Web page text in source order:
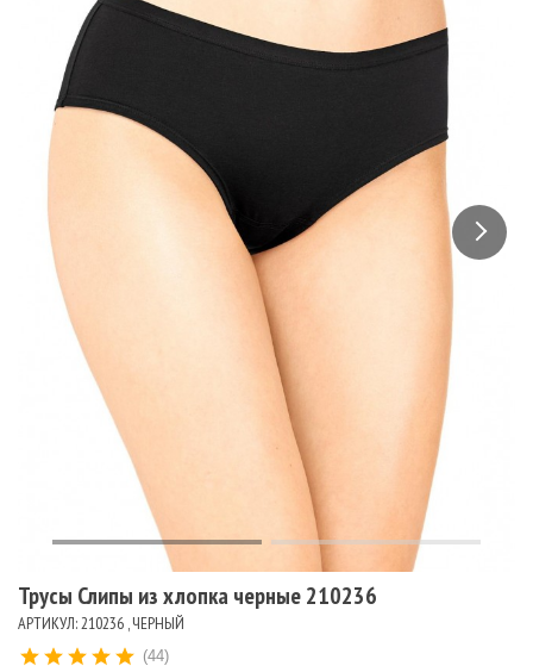
Трусы Слипы из хлопка черные 210236
АРТИКУЛ: 210236 , ЧЕРНЫЙ
(44)